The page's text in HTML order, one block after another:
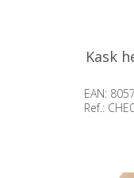
Kask
EAN:
Ref.: